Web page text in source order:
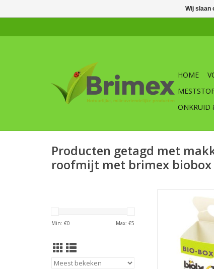
HOME
ONKRUID
Producten getagd met
roofmijt met brimex biobox
Min: €0 Max: €5
natuurlijke
TOEVOEGEN
Wij slaan